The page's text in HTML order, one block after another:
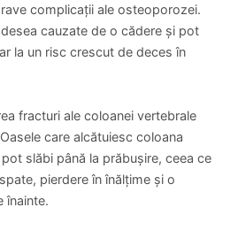
complicații ale osteoporozei.
cauzate de o cădere și pot
la un risc crescut de deces în
fracturi ale coloanei vertebrale
care alcătuiesc coloana
slăbi până la prăbușire, ceea ce
pierdere în înălțime și o
înainte.